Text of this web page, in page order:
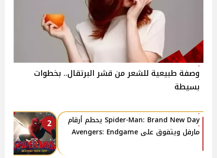
وصفة طبيعية للشعر من قشر البرتقال.. بخطوات
بسيطة
2
Spider-Man: Brand New Day يحطم أرقام
مارفل ويتفوق على Avengers: Endgame